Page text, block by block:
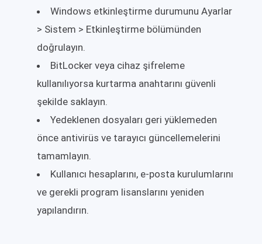
Windows etkinleştirme durumunu Ayarlar
> Sistem > Etkinleştirme bölümünden
doğrulayın.
BitLocker veya cihaz şifreleme
kullanılıyorsa kurtarma anahtarını güvenli
şekilde saklayın.
Yedeklenen dosyaları geri yüklemeden
önce antivirüs ve tarayıcı güncellemelerini
tamamlayın.
Kullanıcı hesaplarını, e-posta kurulumlarını
ve gerekli program lisanslarını yeniden
yapılandırın.